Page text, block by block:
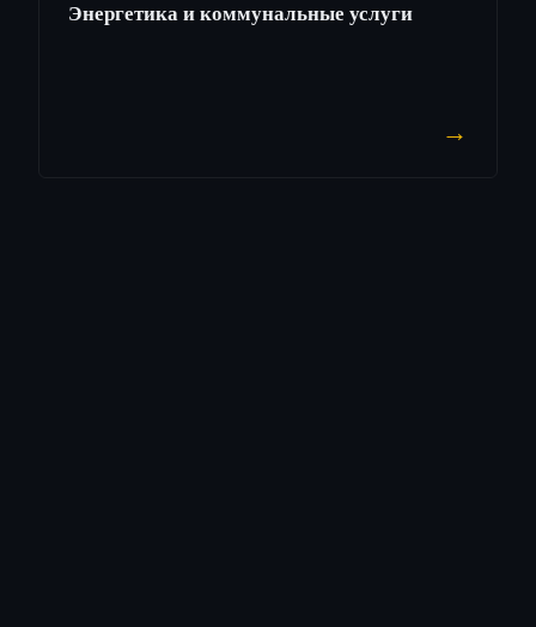
Энергетика и коммунальные услуги
→